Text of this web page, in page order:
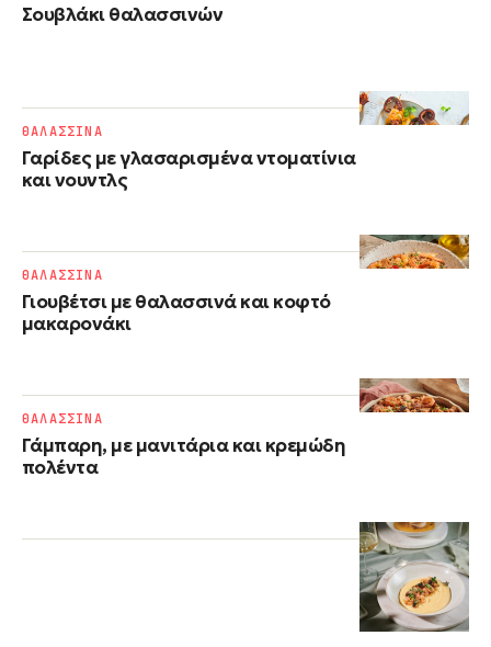
Σουβλάκι θαλασσινών
Γαρίδες με γλασαρισμένα ντοματίνια
και νουντλς
ΘΑΛΑΣΣΙΝΑ
Γιουβέτσι με θαλασσινά και κοφτό
μακαρονάκι
ΘΑΛΑΣΣΙΝΑ
Γάμπαρη, με μανιτάρια και κρεμώδη
πολέντα
ΘΑΛΑΣΣΙΝΑ